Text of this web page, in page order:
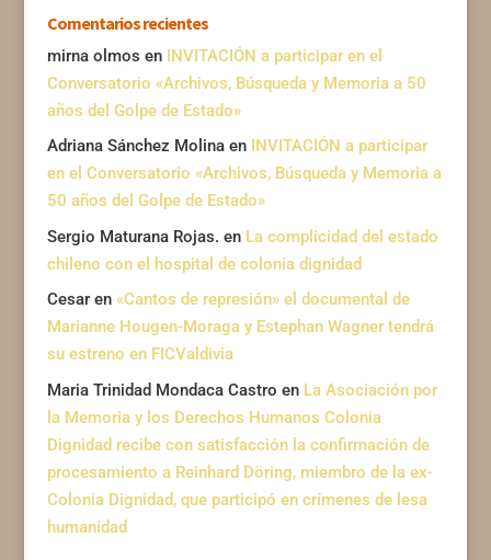
Comentarios recientes
mirna olmos en INVITACIÓN a participar en el
Conversatorio «Archivos, Búsqueda y Memoria a 50
años del Golpe de Estado»
Adriana Sánchez Molinaen INVITACIÓN a participar
en el Conversatorio «Archivos, Búsqueda y Memoria a
50 años del Golpe de Estado»
Sergio Maturana Rojas. en La complicidad del estado
chileno con el hospital de colonia dignidad
Cesaren «Cantos de represión» el documental de
Marianne Hougen-Moraga y Estephan Wagner tendrá
su estreno en FICValdivia
Maria Trinidad Mondaca Castro en La Asociación por
la Memoria y los Derechos Humanos Colonia
Dignidad recibe con satisfacción la confirmación de
procesamiento a Reinhard Döring, miembro de la ex-
Colonia Dignidad, que participó en crímenes de lesa
humanidad